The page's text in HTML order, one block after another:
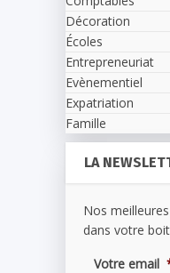
Décoration
Écoles
Entrepreneuriat
Evènementiel
Expatriation
Famille
LA
Nos
dans votre
Votre email